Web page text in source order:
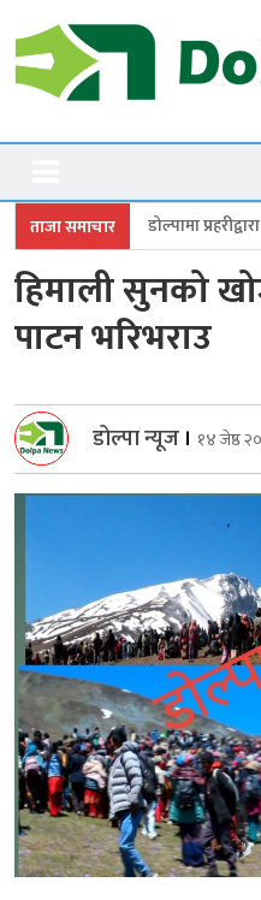
to
content
Dolpanews
ताजा समाचार
प्रहरीद्वारा पाँच रोपनी क्षेत्रमा
हिमाली सुनको
पाटन भरिभराउ
डोल्पा न्यूज । १४ जेष्ठ